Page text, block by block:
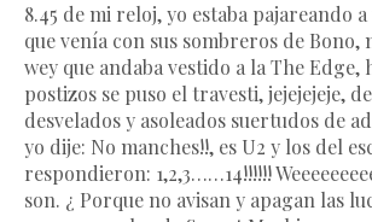
8.45 de mi reloj, yo estaba pajareando
que venía con sus sombreros de Bono,
wey que andaba vestido a la The Edge,
postizos se puso el travesti, jejejejeje,
desvelados y asoleados suertudos de
yo dije: No manches!!, es U2 y los del
respondieron: 1,2,3……14!!!!!!
son. ¿ Porque no avisan y apagan las